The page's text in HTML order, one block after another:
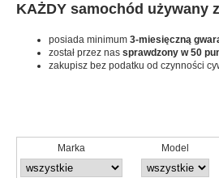
KAŻDY samochód używany
posiada minimum 3-miesięczną
został przez nas sprawdzony w 50
zakupisz bez podatku od czynności
Marka Model